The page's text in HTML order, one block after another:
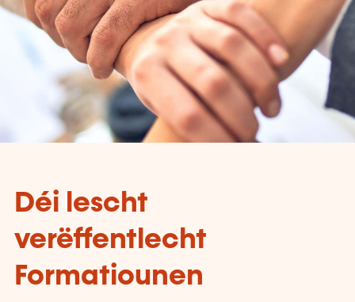
Déi lescht
verëffentlecht
Formatiounen